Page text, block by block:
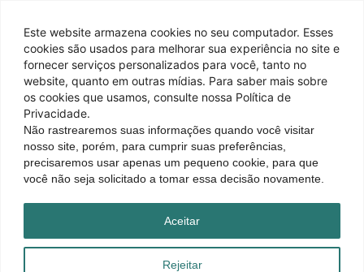
Este website armazena cookies no seu computador. Esses
cookies são usados ​​para melhorar sua experiência no site e
fornecer serviços personalizados para você, tanto no
website, quanto em outras mídias. Para saber mais sobre
os cookies que usamos, consulte nossa Política de
Privacidade.
Não rastrearemos suas informações quando você visitar
nosso site, porém, para cumprir suas preferências,
precisaremos usar apenas um pequeno cookie, para que
você não seja solicitado a tomar essa decisão novamente.
Rejeitar
Aceitar